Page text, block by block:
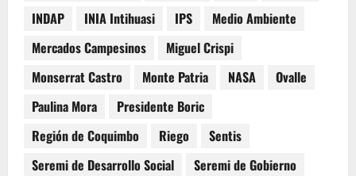
INDAP
INIA Intihuasi IPS
Medio Ambiente
Mercados Campesinos
Miguel Crispi
Monserrat Castro
Monte Patria NASA
Ovalle
Paulina Mora
Presidente Boric
Región de Coquimbo
Riego
Sentis
Seremi de Desarrollo Social
Seremi de Gobierno